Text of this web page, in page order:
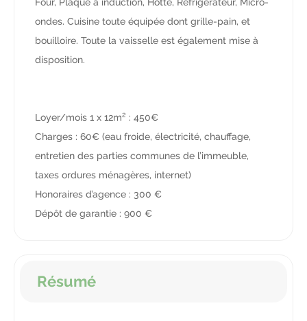
Four, Plaque à induction, Hotte, Réfrigérateur, Micro-
ondes. Cuisine toute équipée dont grille-pain, et
bouilloire. Toute la vaisselle est également mise à
disposition.
Loyer/mois 1 x 12m² : 450€
Charges : 60€ (eau froide, électricité, chauffage,
entretien des parties communes de l’immeuble,
taxes ordures ménagères, internet)
Honoraires d’agence : 300 €
Dépôt de garantie : 900 €
Résumé